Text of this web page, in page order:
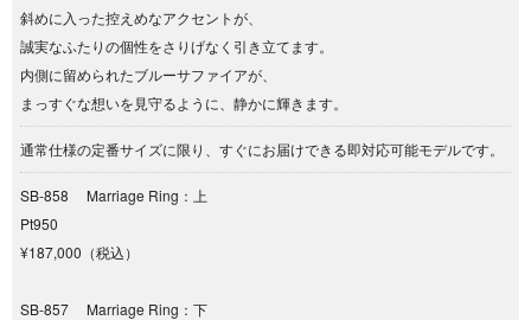
斜めに入った控えめなアクセントが、
誠実なふたりの個性をさりげなく引き立てます。
内側に留められたブルーサファイアが、
まっすぐな想いを見守るように、静かに輝きます。
通常仕様の定番サイズに限り、すぐにお届けできる即対応可能モデルです。
SB-858 Marriage Ring：上
Pt950
¥187,000（税込）
SB-857 Marriage Ring：下